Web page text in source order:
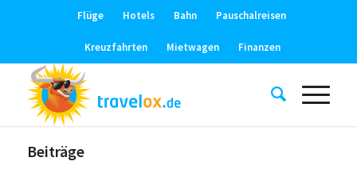
Flüge Hotels Bahn Pauschalreisen
Kreuzfahrten Mietwagen Finanzen
Beiträge